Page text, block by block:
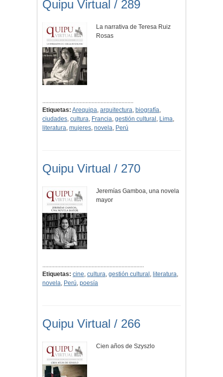
Quipu Virtual / 289
La narrativa de Teresa Ruiz
Rosas
.............................................................
Etiquetas: Arequipa, arquitectura, biografía,
ciudades, cultura, Francia, gestión cultural , Lima,
literatura, mujeres, novela, Perú
Quipu Virtual / 270
Jeremías Gamboa, una novela
mayor
....................................................................
Etiquetas: cine, cultura, gestión cultural , literatura,
novela, Perú, poesía
Quipu Virtual / 266
Cien años de Szyszlo